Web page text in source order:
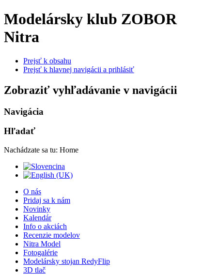
Modelársky klub ZOBOR
Nitra
Prejsť k obsahu
Prejsť k hlavnej navigácii a prihlásiť
Zobraziť vyhľadávanie v navigácii
Navigácia
Hľadať
Nachádzate sa tu: Home
O nás
Pridaj sa k nám
Novinky
Kalendár
Info o akciách
Recenzie modelov
Nitra Model
Fotogalérie
Modelársky stojan RedyFlip
3D tlač